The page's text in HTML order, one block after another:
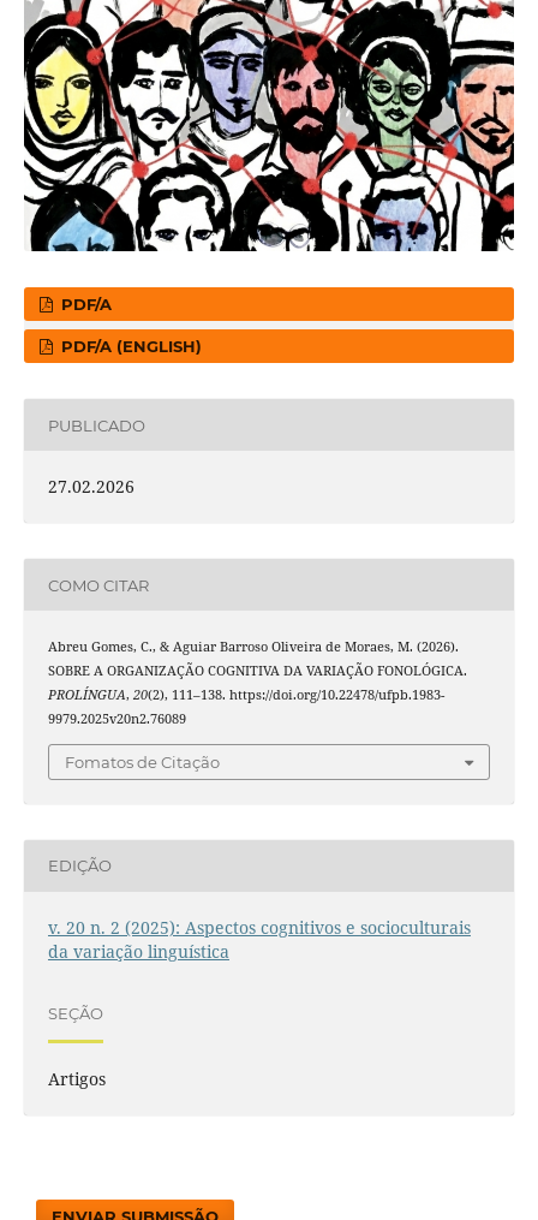
PDF/A
PDF/A (ENGLISH)
PUBLICADO
27.02.2026
COMO CITAR
Abreu Gomes, C., & Aguiar Barroso Oliveira de Moraes, M. (2026).
SOBRE A ORGANIZAÇÃO COGNITIVA DA VARIAÇÃO FONOLÓGICA.
PROLÍNGUA, 20(2), 111–138. https://doi.org/10.22478/ufpb.1983-
9979.2025v20n2.76089
Fomatos de Citação
EDIÇÃO
v. 20 n. 2 (2025): Aspectos cognitivos e socioculturais
da variação linguística
SEÇÃO
Artigos